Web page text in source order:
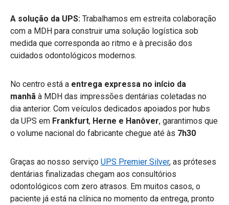
A solução da UPS: Trabalhamos em estreita colaboração
com a MDH para construir uma solução logística sob
medida que corresponda ao ritmo e à precisão dos
cuidados odontológicos modernos.
No centro está a entrega expressa no início da
manhã à MDH das impressões dentárias coletadas no
dia anterior. Com veículos dedicados apoiados por hubs
da UPS em Frankfurt, Herne e Hanôver, garantimos que
o volume nacional do fabricante chegue até às 7h30
Graças ao nosso serviço UPS Premier Silver, as próteses
dentárias finalizadas chegam aos consultórios
odontológicos com zero atrasos. Em muitos casos, o
paciente já está na clínica no momento da entrega, pronto